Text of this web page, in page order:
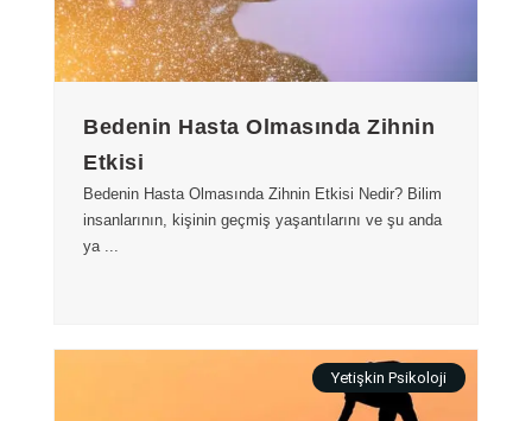
Bedenin Hasta Olmasında Zihnin
Etkisi
Bedenin Hasta Olmasında Zihnin Etkisi Nedir? Bilim
insanlarının, kişinin geçmiş yaşantılarını ve şu anda
ya ...
Yetişkin Psikoloji